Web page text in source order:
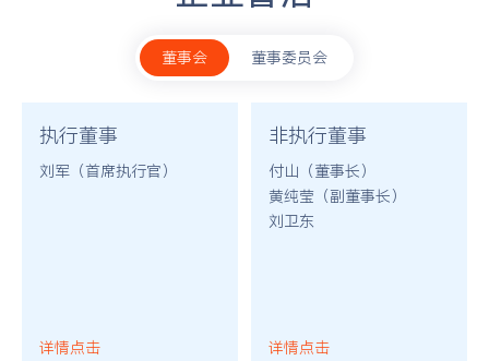
董事会 董事委员会
执行董事
刘军（首席执行官）
详情点击
非执行董事
付山（董事长）
黄纯莹（副董事长）
刘卫东
详情点击